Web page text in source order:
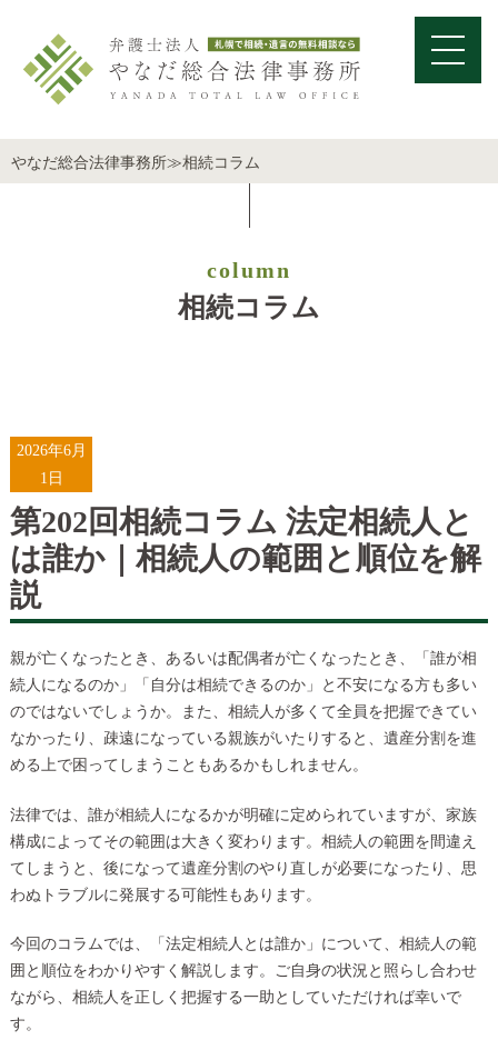
やなだ総合法律事務所≫相続コラム
column
相続コラム
2026年6月
1日
第202回相続コラム 法定相続人と
は誰か｜相続人の範囲と順位を解
説
親が亡くなったとき、あるいは配偶者が亡くなったとき、「誰が相
続人になるのか」「自分は相続できるのか」と不安になる方も多い
のではないでしょうか。また、相続人が多くて全員を把握できてい
なかったり、疎遠になっている親族がいたりすると、遺産分割を進
める上で困ってしまうこともあるかもしれません。
法律では、誰が相続人になるかが明確に定められていますが、家族
構成によってその範囲は大きく変わります。相続人の範囲を間違え
てしまうと、後になって遺産分割のやり直しが必要になったり、思
わぬトラブルに発展する可能性もあります。
今回のコラムでは、「法定相続人とは誰か」について、相続人の範
囲と順位をわかりやすく解説します。ご自身の状況と照らし合わせ
ながら、相続人を正しく把握する一助としていただければ幸いで
す。